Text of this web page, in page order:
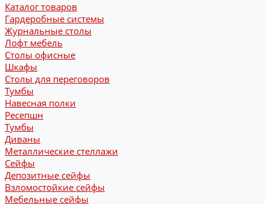
Каталог товаров
Гардеробные системы
Журнальные столы
Лофт мебель
Столы офисные
Шкафы
Столы для переговоров
Тумбы
Навесная полки
Ресепшн
Тумбы
Диваны
Металлические стеллажи
Сейфы
Депозитные сейфы
Взломостойкие сейфы
Мебельные сейфы